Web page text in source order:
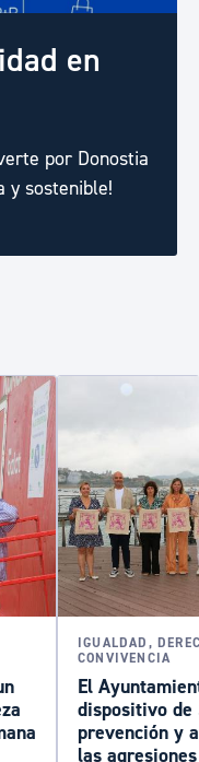
en
por Donostia
y sostenible!
IGUALDAD,
CONVIVENCIA
El
dispositivo de
prevención y
las